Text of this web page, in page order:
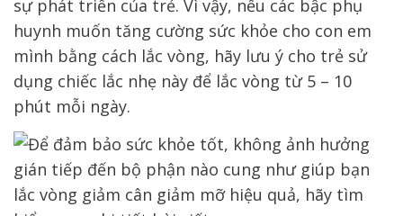
sự phát triển của trẻ. Vì vậy, nếu các bậc phụ
huynh muốn tăng cường sức khỏe cho con em
mình bằng cách lắc vòng, hãy lưu ý cho trẻ sử
dụng chiếc lắc nhẹ này để lắc vòng từ 5 – 10
phút mỗi ngày.